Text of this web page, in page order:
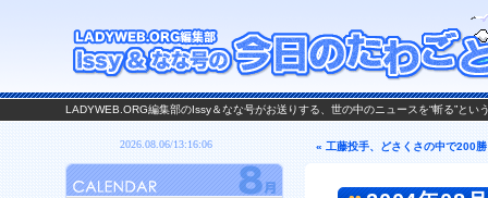
LADYWEB.ORG編集部のIssy＆なな号がお送りする、世の中のニュースを“斬る”と
« 工藤投手、どさくさの中で200勝